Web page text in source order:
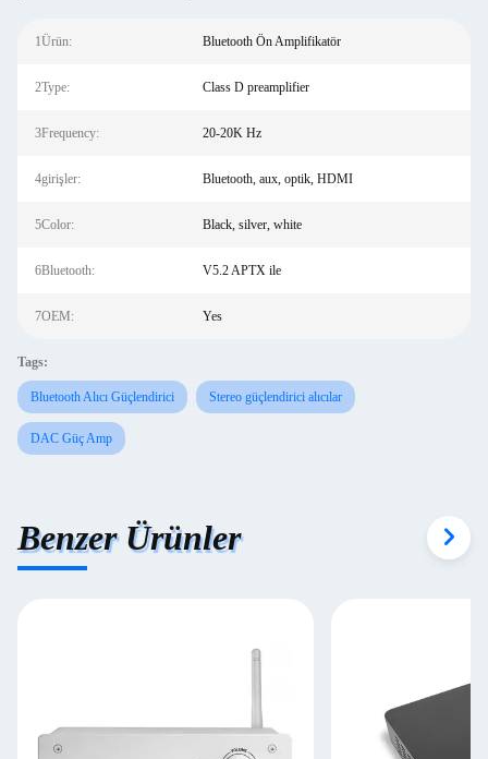
1Ürün: Bluetooth Ön Amplifikatör
2Type: Class D preamplifier
3Frequency: 20-20K Hz
4girişler: Bluetooth, aux, optik, HDMI
5Color: Black, silver, white
6Bluetooth: V5.2 APTX ile
7OEM: Yes
Tags:
Bluetooth Alıcı Güçlendirici Stereo güçlendirici alıcılar
DAC Güç Amp
Benzer Ürünler